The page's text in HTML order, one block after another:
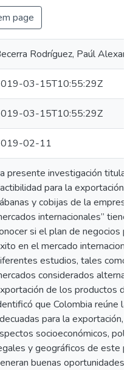
page
Rodríguez, Paúl
03-15T10:55:29Z
03-15T10:55:29Z
02-11
presente investigación
para la exportación
y cobijas de la
internacionales” tiene
si el plan de negocios
en el mercado
estudios, tales como:
considerados
de los productos
que Colombia reúne
para la exportación,
socioeconómicos,
y geográficos de este
buenas oportunidades